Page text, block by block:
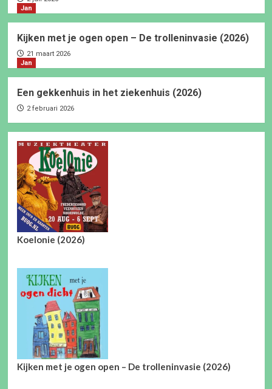
Jan
Kijken met je ogen open – De trolleninvasie (2026)
21 maart 2026
Jan
Een gekkenhuis in het ziekenhuis (2026)
2 februari 2026
Koelonie (2026)
Kijken met je ogen open – De trolleninvasie (2026)